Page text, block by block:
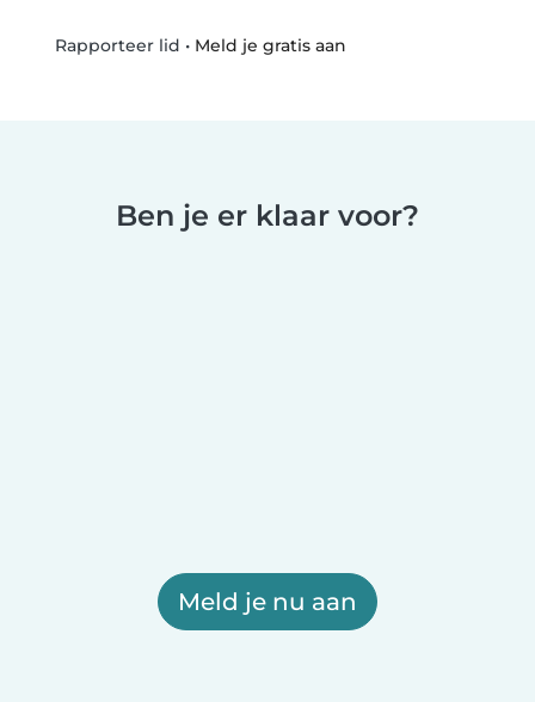
Rapporteer lid • Meld je gratis aan
Ben je er klaar voor?
Meld je nu aan